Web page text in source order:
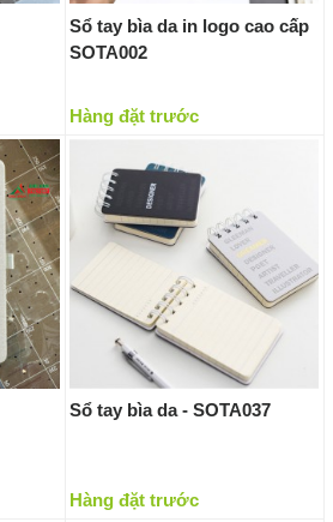
Sổ tay bìa da in logo cao cấp
SOTA002
Hàng đặt trước
Sổ tay bìa da - SOTA037
Hàng đặt trước